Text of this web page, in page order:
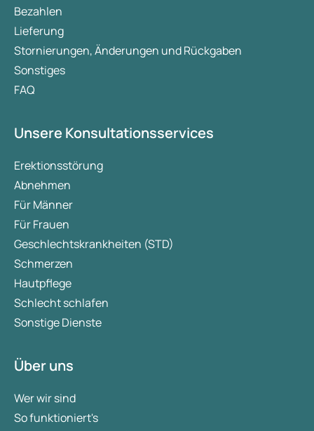
Bezahlen
Lieferung
Stornierungen, Änderungen und Rückgaben
Sonstiges
FAQ
Unsere Konsultationsservices
Erektionsstörung
Abnehmen
Für Männer
Für Frauen
Geschlechtskrankheiten (STD)
Schmerzen
Hautpflege
Schlecht schlafen
Sonstige Dienste
Über uns
Wer wir sind
So funktioniert's